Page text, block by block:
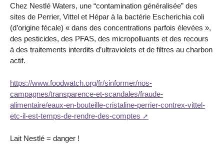
Chez Nestlé Waters, une “contamination généralisée” des
sites de Perrier, Vittel et Hépar à la bactérie Escherichia coli
(d’origine fécale) « dans des concentrations parfois élevées »,
des pesticides, des PFAS, des micropolluants et des recours
à des traitements interdits d’ultraviolets et de filtres au charbon
actif.
https://www.foodwatch.org/fr/sinformer/nos-
campagnes/transparence-et-scandales/fraude-
alimentaire/eaux-en-bouteille-cristaline-perrier-contrex-vittel-
etc-il-est-temps-de-rendre-des-comptes
Lait Nestlé = danger !